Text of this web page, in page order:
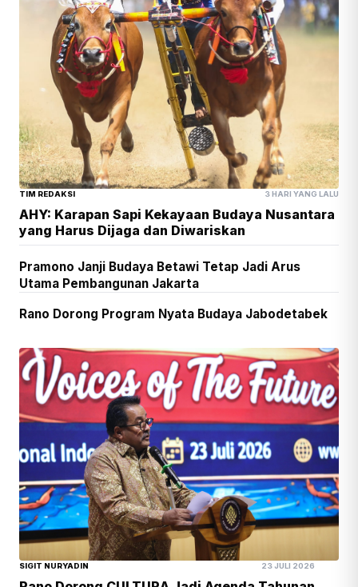
TIM REDAKSI 3 HARI YANG LALU
AHY: Karapan Sapi Kekayaan Budaya Nusantara
yang Harus Dijaga dan Diwariskan
Pramono Janji Budaya Betawi Tetap Jadi Arus
Utama Pembangunan Jakarta
Rano Dorong Program Nyata Budaya Jabodetabek
SIGIT NURYADIN 23 JULI 2026